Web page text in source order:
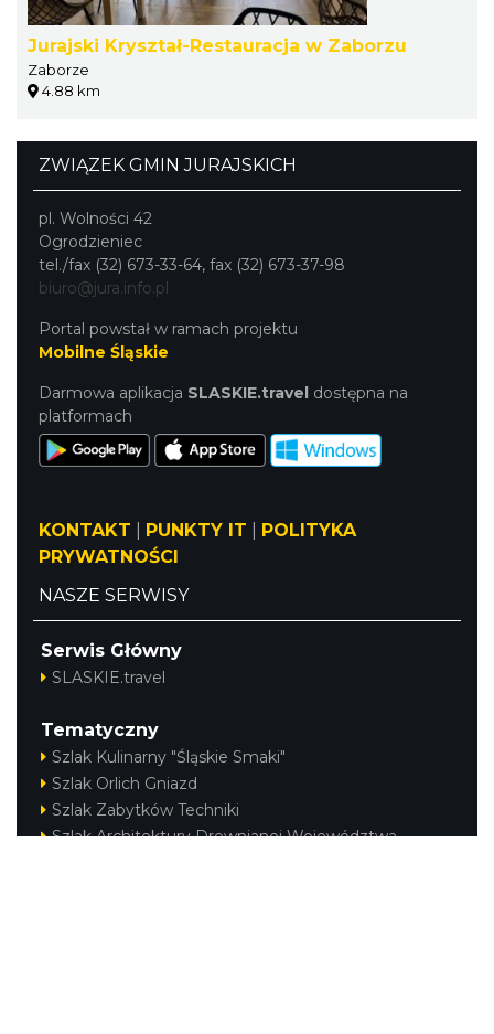
Jurajski Kryształ-Restauracja w Zaborzu
Zaborze
4.88 km
ZWIĄZEK GMIN JURAJSKICH
pl. Wolności 42
Ogrodzieniec
tel./fax (32) 673-33-64, fax (32) 673-37-98
biuro@jura.info.pl
Portal powstał w ramach projektu
Mobilne Śląskie
Darmowa aplikacja SLASKIE.travel dostępna na
platformach
KONTAKT PUNKTY IT
POLITYKA
PRYWATNOŚCI
NASZE SERWISY
Serwis Główny
SLASKIE.travel
Tematyczny
Szlak Kulinarny "Śląskie Smaki"
Szlak Orlich Gniazd
Szlak Zabytków Techniki
Szlak Architektury Drewnianej Województwa